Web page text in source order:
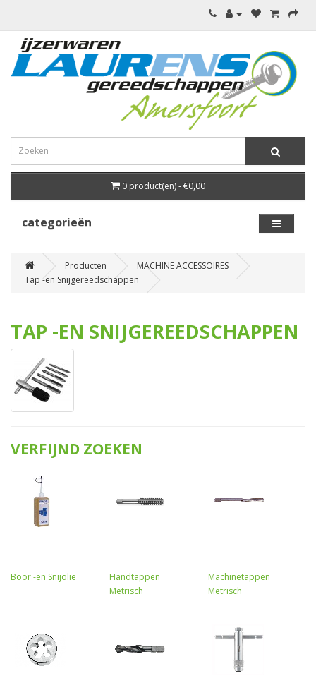
0 product(en) - €0,00
categorieën
Producten
MACHINE ACCESSOIRES
Tap -en Snijgereedschappen
TAP -EN SNIJGEREEDSCHAPPEN
VERFIJND ZOEKEN
Boor -en Snijolie
Handtappen
Metrisch
Machinetappen
Metrisch